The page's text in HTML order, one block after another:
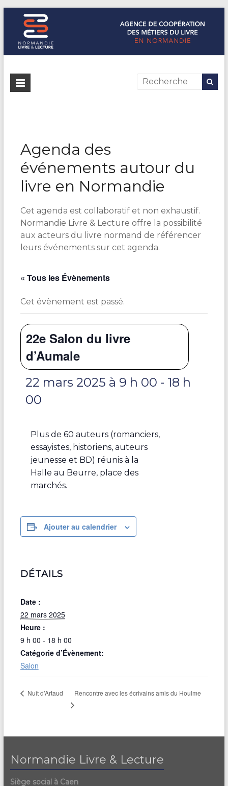
Normandie Livre & Lecture
L'agence de coopération des métiers du livre en Normandie
Agenda des
événements autour du
livre en Normandie
Cet agenda est collaboratif et non exhaustif.
Normandie Livre & Lecture offre la possibilité
aux acteurs du livre normand de référencer
leurs événements sur cet agenda.
« Tous les Évènements
Cet évènement est passé.
22e Salon du livre
d’Aumale
22 mars 2025 à 9 h 00 - 18 h
00
Plus de 60 auteurs (romanciers,
essayistes, historiens, auteurs
jeunesse et BD) réunis à la
Halle au Beurre, place des
marchés.
Ajouter au calendrier
DÉTAILS
Date :
22 mars 2025
Heure :
9 h 00 - 18 h 00
Catégorie d’Évènement:
Salon
Nuit d’Artaud Rencontre avec les écrivains amis du Houlme
Normandie Livre & Lecture
Siège social à Caen